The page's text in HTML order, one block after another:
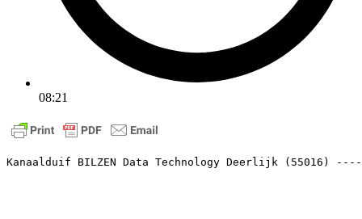
08:21
Kanaalduif BILZEN Data Technology Deerlijk (55016)